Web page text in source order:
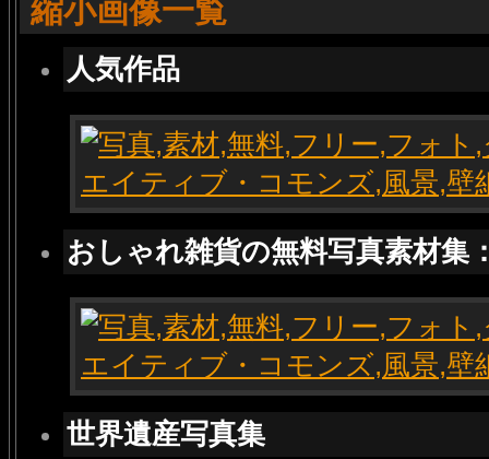
縮小画像一覧
人気作品
おしゃれ雑貨の無料写真素材集
世界遺産写真集